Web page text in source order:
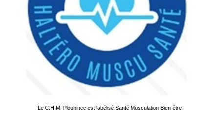
Le C.H.M. Plouhinec est labélisé Santé Musculation Bien-être